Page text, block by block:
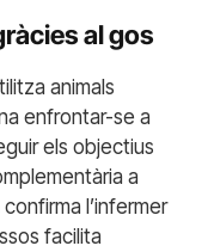
al gos
animals
enfrontar-se a
els objectius
a
l’infermer
facilita